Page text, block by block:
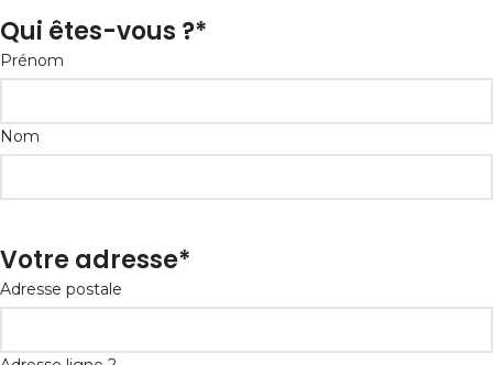
Qui êtes-vous ?*
Prénom
Nom
Votre adresse*
Adresse postale